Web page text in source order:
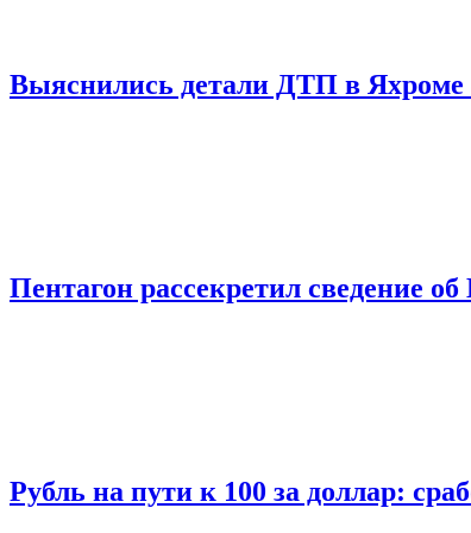
Выяснились детали ДТП в Яхроме
Пентагон рассекретил сведение
Рубль на пути к 100 за доллар: